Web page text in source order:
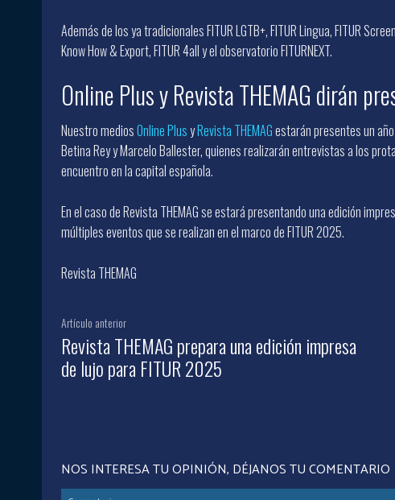
Además de los ya tradicionales FITUR LGTB+, FITUR Lingua, FITUR
Know How & Export, FITUR 4all y el observatorio FITURNEXT.
Online Plus y Revista THEMAG dirán
Nuestro mediosOnline Plus yRevista THEMAGestarán presentes un
Betina Rey y Marcelo Ballester, quienes realizarán entrevistas a los
encuentro en la capital española.
En el caso de Revista THEMAG se estará presentando una edición
múltiples eventos que se realizan en el marco de FITUR 2025.
Revista THEMAG
Artículo anterior
Revista THEMAG prepara una edición impresa
de lujo para FITUR 2025
NOS INTERESA TU OPINIÓN, DÉJANOS TU COMENTARIO